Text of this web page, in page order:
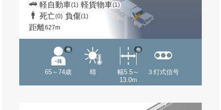
軽自動車(1) 軽貨物車(1)
死亡(0) 負傷(1)
距離627m
65～74歳
他
晴
幅5.5～
13.0m
他
３灯式信号